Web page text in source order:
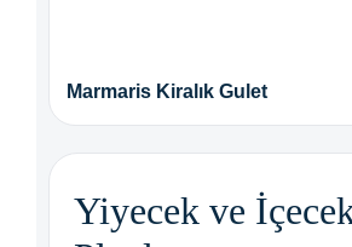
Marmaris Kiralık Gulet
Yiyecek ve